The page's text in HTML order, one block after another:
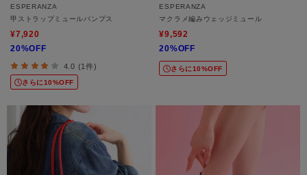
ESPERANZA
甲ストラップミュールパンプス
¥7,920
20%OFF
4.0 (1件)
さらに10%OFF
ESPERANZA
マクラメ編みウェッジミュール
¥9,592
20%OFF
さらに10%OFF